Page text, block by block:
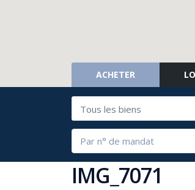
ACHETER
Tous les biens
IMG_7071